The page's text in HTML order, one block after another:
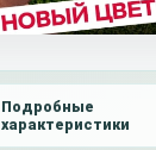
Подробные
характеристики